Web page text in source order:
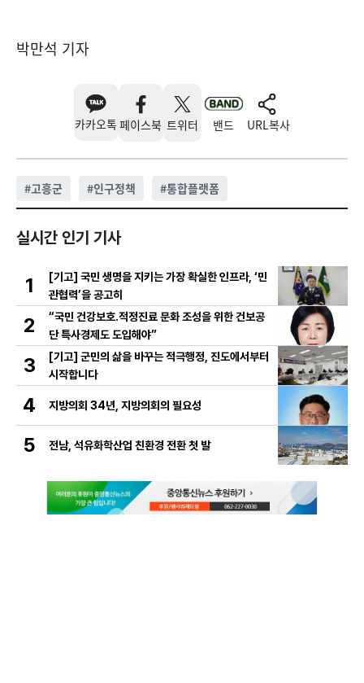
박만석 기자
카카오톡 페이스북 트위터 밴드 URL복사
#고흥군 #인구정책 #통합플랫폼
실시간 인기 기사
1
[기고] 국민 생명을 지키는 가장 확실한 인프라, ‘민
관협력’을 공고히
2
“국민 건강보호․적정진료 문화 조성을 위한 건보공
단 특사경제도 도입해야”
3
[기고] 군민의 삶을 바꾸는 적극행정, 진도에서부터
시작합니다
4 지방의회 34년, 지방의회의 필요성
5 전남, 석유화학산업 친환경 전환 첫 발